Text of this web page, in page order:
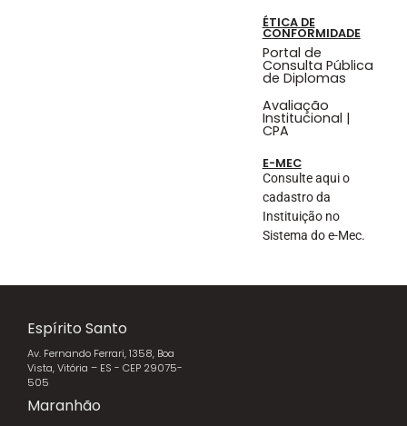
ÉTICA DE
CONFORMIDADE
Portal de
Consulta Pública
de Diplomas
Avaliação
Institucional |
CPA
E-MEC
Consulte aqui o
cadastro da
Instituição no
Sistema do e-Mec.
Espírito Santo
Av. Fernando Ferrari, 1358, Boa
Vista, Vitória – ES - CEP 29075-
505
Maranhão